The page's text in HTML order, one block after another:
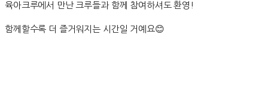
육아크루에서 만난 크루들과 함께 참여하셔도 환영!
함께할수록 더 즐거워지는 시간일 거예요😊